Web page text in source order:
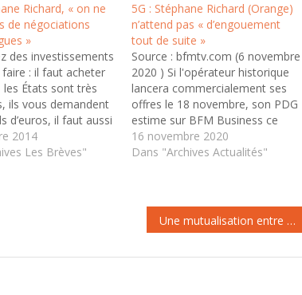
Richard, « on ne
de négociations
»
des investissements
: il faut acheter
les États sont très
ils vous demandent
d’euros, il faut aussi
réseaux. Il faut
réseau et conserver
2014
Les Brèves"
5G : Stéphane Richard (Orange)
n’attend pas « d’engouement
tout de suite »
Source : bfmtv.com (6 novembre
2020 ) Si l'opérateur historique
lancera commercialement ses
offres le 18 novembre, son PDG
estime sur BFM Business ce
vendredi que le décollage aura
lieu dans la seconde moitié de
que les…
16 novembre 2020
Dans "Archives Actualités"
Une mutualisation entre Orange et Bouygues Téléphone est toujours possible